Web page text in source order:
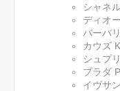
シャネ
ディオ
バーバ
カウズ
シュプ
プラダ
イヴサ